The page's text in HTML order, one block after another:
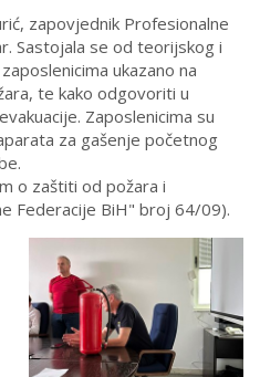
zapovjednik Profesionalne
Sastojala se od teorijskog i
ukazano na
te kako odgovoriti u
Zaposlenicima su
za gašenje početnog
o zaštiti od požara i
Federacije BiH" broj 64/09).